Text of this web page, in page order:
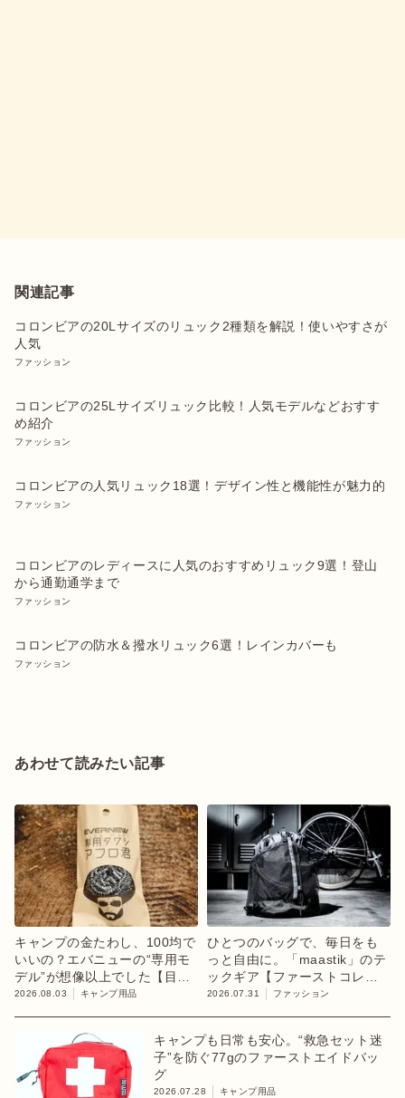
関連記事
コロンビアの20Lサイズのリュック2種類を解説！使いやすさが
人気
ファッション
コロンビアの25Lサイズリュック比較！人気モデルなどおすす
め紹介
ファッション
コロンビアの人気リュック18選！デザイン性と機能性が魅力的
ファッション
コロンビアのレディースに人気のおすすめリュック9選！登山
から通勤通学まで
ファッション
コロンビアの防水＆撥水リュック6選！レインカバーも
ファッション
あわせて読みたい記事
キャンプの金たわし、100均で
いいの？エバニューの“専用モ
デル”が想像以上でした【目利
きのキャンプギア】
2026.08.03 キャンプ用品
ひとつのバッグで、毎日をも
っと自由に。「maastik」のテ
ックギア【ファーストコレク
ション「chapter 1」】
2026.07.31 ファッション
キャンプも日常も安心。“救急セット迷
子”を防ぐ77gのファーストエイドバッ
グ
2026.07.28 キャンプ用品